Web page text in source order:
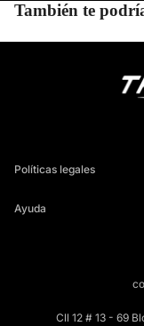
También te
Políticas legales
Ayuda
Cll 12 # 13 - 69